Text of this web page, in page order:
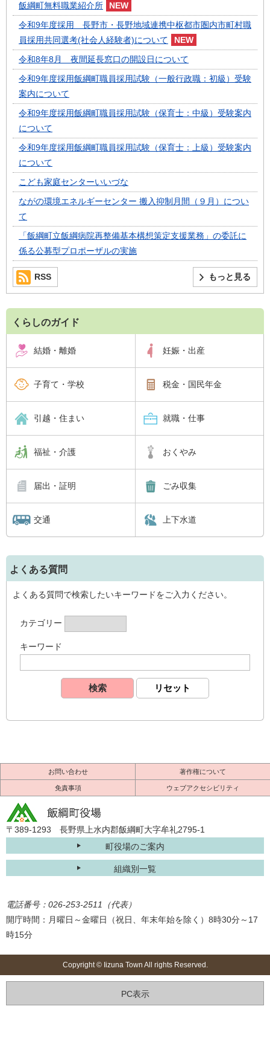
飯綱町無料職業紹介所
令和9年度採用 長野市・長野地域連携中枢都市圏内市町村職
員採用共同選考(社会人経験者)について
令和8年8月 夜間延長窓口の開設日について
令和9年度採用飯綱町職員採用試験（一般行政職：初級）受験
案内について
令和9年度採用飯綱町職員採用試験（保育士：中級）受験案内
について
令和9年度採用飯綱町職員採用試験（保育士：上級）受験案内
について
こども家庭センターいいづな
ながの環境エネルギーセンター 搬入抑制月間（９月）につい
て
「飯綱町立飯綱病院再整備基本構想策定支援業務」の委託に
係る公募型プロポーザルの実施
もっと見る
RSS
くらしのガイド
結婚・離婚 妊娠・出産
子育て・学校 税金・国民年金
引越・住まい 就職・仕事
福祉・介護 おくやみ
届出・証明 ごみ収集
交通 上下水道
よくある質問
よくある質問で検索したいキーワードをご入力ください。
カテゴリー
キーワード
お問い合わせ 著作権について
免責事項 ウェブアクセシビリティ
〒389-1293 長野県上水内郡飯綱町大字牟礼2795-1
町役場のご案内
組織別一覧
電話番号：026-253-2511（代表）
開庁時間：月曜日～金曜日（祝日、年末年始を除く）8時30分～17
時15分
Copyright © Iizuna Town All rights Reserved.
PC表示